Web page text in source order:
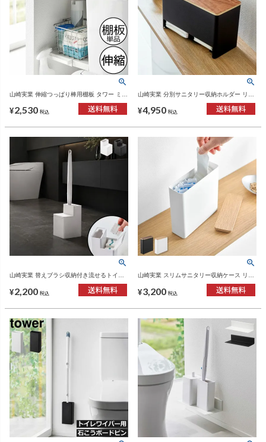
山崎実業 伸縮つっぱり棒用棚板 タワー ミニ
¥2,530 税込
山崎実業 分別サニタリー収納ホルダー リン
¥4,950 税込
山崎実業 替えブラシ収納付き流せるトイレ
ブラシスタンド タワー tower | トイレ雑貨・
タワーシリーズ
¥2,200 税込
山崎実業 スリムサニタリー収納ケース リン
RIN | インテリア雑貨・リンシリーズ
¥3,200 税込